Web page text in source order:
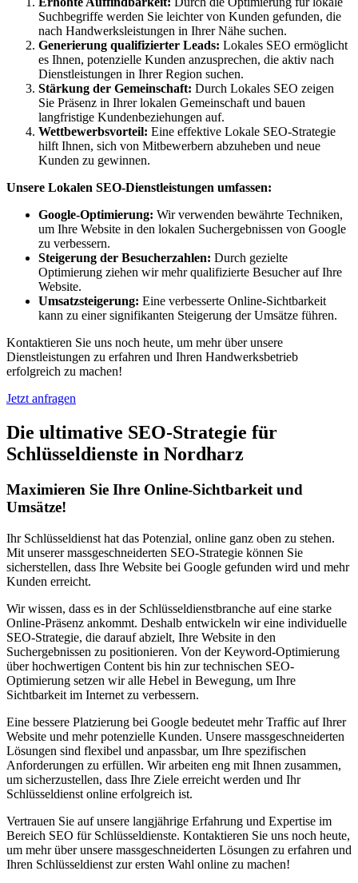
Suchbegriffe werden Sie leichter von Kunden gefunden, die
nach Handwerksleistungen in Ihrer Nähe suchen.
Generierung qualifizierter Leads: Lokales SEO ermöglicht
es Ihnen, potenzielle Kunden anzusprechen, die aktiv nach
Dienstleistungen in Ihrer Region suchen.
Stärkung der Gemeinschaft: Durch Lokales SEO zeigen
Sie Präsenz in Ihrer lokalen Gemeinschaft und bauen
langfristige Kundenbeziehungen auf.
Wettbewerbsvorteil: Eine effektive Lokale SEO-Strategie
hilft Ihnen, sich von Mitbewerbern abzuheben und neue
Kunden zu gewinnen.
Unsere Lokalen SEO-Dienstleistungen umfassen:
Google-Optimierung: Wir verwenden bewährte Techniken,
um Ihre Website in den lokalen Suchergebnissen von Google
zu verbessern.
Steigerung der Besucherzahlen: Durch gezielte
Optimierung ziehen wir mehr qualifizierte Besucher auf Ihre
Website.
Umsatzsteigerung: Eine verbesserte Online-Sichtbarkeit
kann zu einer signifikanten Steigerung der Umsätze führen.
Kontaktieren Sie uns noch heute, um mehr über unsere
Dienstleistungen zu erfahren und Ihren Handwerksbetrieb
erfolgreich zu machen!
Jetzt anfragen
Die ultimative SEO-Strategie für
Schlüsseldienste in Nordharz
Maximieren Sie Ihre Online-Sichtbarkeit und
Umsätze!
Ihr Schlüsseldienst hat das Potenzial, online ganz oben zu stehen.
Mit unserer massgeschneiderten SEO-Strategie können Sie
sicherstellen, dass Ihre Website bei Google gefunden wird und mehr
Kunden erreicht.
Wir wissen, dass es in der Schlüsseldienstbranche auf eine starke
Online-Präsenz ankommt. Deshalb entwickeln wir eine individuelle
SEO-Strategie, die darauf abzielt, Ihre Website in den
Suchergebnissen zu positionieren. Von der Keyword-Optimierung
über hochwertigen Content bis hin zur technischen SEO-
Optimierung setzen wir alle Hebel in Bewegung, um Ihre
Sichtbarkeit im Internet zu verbessern.
Eine bessere Platzierung bei Google bedeutet mehr Traffic auf Ihrer
Website und mehr potenzielle Kunden. Unsere massgeschneiderten
Lösungen sind flexibel und anpassbar, um Ihre spezifischen
Anforderungen zu erfüllen. Wir arbeiten eng mit Ihnen zusammen,
um sicherzustellen, dass Ihre Ziele erreicht werden und Ihr
Schlüsseldienst online erfolgreich ist.
Vertrauen Sie auf unsere langjährige Erfahrung und Expertise im
Bereich SEO für Schlüsseldienste. Kontaktieren Sie uns noch heute,
um mehr über unsere massgeschneiderten Lösungen zu erfahren und
Ihren Schlüsseldienst zur ersten Wahl online zu machen!